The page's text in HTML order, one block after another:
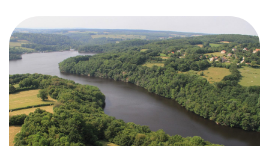
Savez-vous qu’il compte
6 lacs artificiels
créés au
XIXe et XXe siècles, majoritairement construits
pour le
flottage du bois
ainsi que pour alimenter
en eau potable et produire de l’électricité ? Et oui
voisins parisiens, notre Morvan et ses célèbres
arbres ont chauffé la capitale pendant très
longtemps ! À chaque lac ses ambiances, du plus